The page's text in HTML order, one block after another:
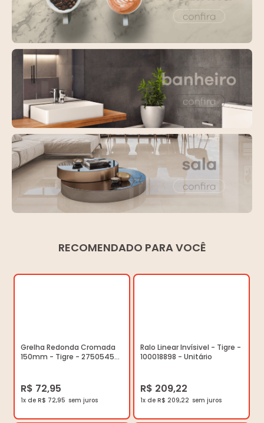
RECOMENDADO PARA VOCÊ
Grelha Redonda Cromada
150mm - Tigre - 27505457
R$ 72,95
1x de R$ 72,95
Ralo Linear Invísivel - Tigre -
100018898 - Unitário
R$ 209,22
1x de R$ 209,22